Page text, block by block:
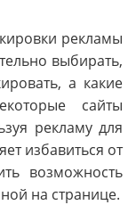
рекламы
выбирать,
а какие
сайты
рекламу для
избавиться от
возможность
на странице.